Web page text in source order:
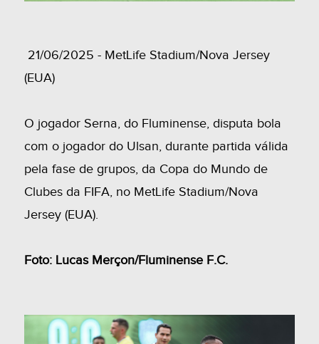
21/06/2025 - MetLife Stadium/Nova Jersey
(EUA)
O jogador Serna, do Fluminense, disputa bola
com o jogador do Ulsan, durante partida válida
pela fase de grupos, da Copa do Mundo de
Clubes da FIFA, no MetLife Stadium/Nova
Jersey (EUA).
Foto: Lucas Merçon/Fluminense F.C.